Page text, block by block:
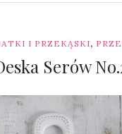
I PRZEKĄSKI,
Serów